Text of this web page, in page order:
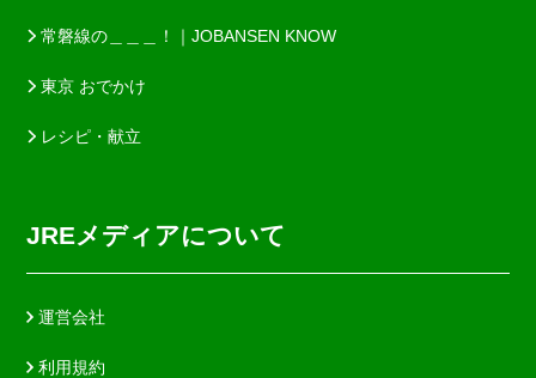
常磐線の＿＿＿！｜JOBANSEN KNOW
東京 おでかけ
レシピ・献立
JREメディアについて
運営会社
利用規約